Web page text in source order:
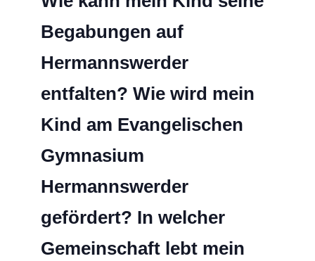
Begabungen auf
Hermannswerder
entfalten? Wie wird mein
Kind am Evangelischen
Gymnasium
Hermannswerder
gefördert? In welcher
Gemeinschaft lebt mein